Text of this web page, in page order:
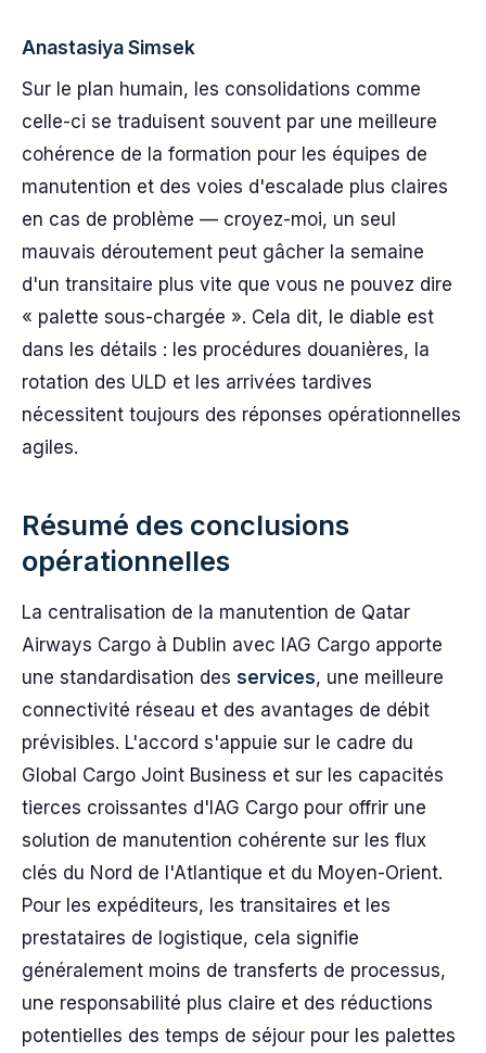
Anastasiya Simsek
Sur le plan humain, les consolidations comme
celle-ci se traduisent souvent par une meilleure
cohérence de la formation pour les équipes de
manutention et des voies d'escalade plus claires
en cas de problème — croyez-moi, un seul
mauvais déroutement peut gâcher la semaine
d'un transitaire plus vite que vous ne pouvez dire
« palette sous-chargée ». Cela dit, le diable est
dans les détails : les procédures douanières, la
rotation des ULD et les arrivées tardives
nécessitent toujours des réponses opérationnelles
agiles.
Résumé des conclusions
opérationnelles
La centralisation de la manutention de Qatar
Airways Cargo à Dublin avec IAG Cargo apporte
une standardisation des services, une meilleure
connectivité réseau et des avantages de débit
prévisibles. L'accord s'appuie sur le cadre du
Global Cargo Joint Business et sur les capacités
tierces croissantes d'IAG Cargo pour offrir une
solution de manutention cohérente sur les flux
clés du Nord de l'Atlantique et du Moyen-Orient.
Pour les expéditeurs, les transitaires et les
prestataires de logistique, cela signifie
généralement moins de transferts de processus,
une responsabilité plus claire et des réductions
potentielles des temps de séjour pour les palettes